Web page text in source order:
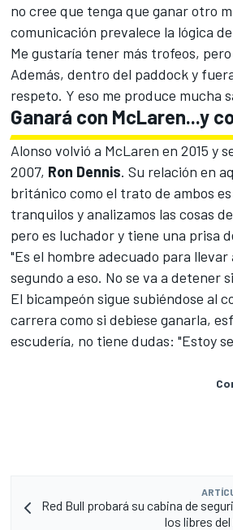
MÁS CATEGORÍAS
no cree que tenga que ganar otro
comunicación prevalece la lógica
Me gustaría tener más trofeos,
Además, dentro del paddock y
respeto. Y eso me produce mucha
Ganará con McLaren...y
Alonso volvió a McLaren en 2015 y
2007, Ron Dennis. Su relación en
británico como el trato de ambos
tranquilos y analizamos las cosas
pero es luchador y tiene una prisa
"Es el hombre adecuado para
segundo a eso. No se va a detener
El bicampeón sigue subiéndose al
carrera como si debiese ganarla,
escudería, no tiene dudas: "Estoy
Red Bull probará su cabina de
los libres del